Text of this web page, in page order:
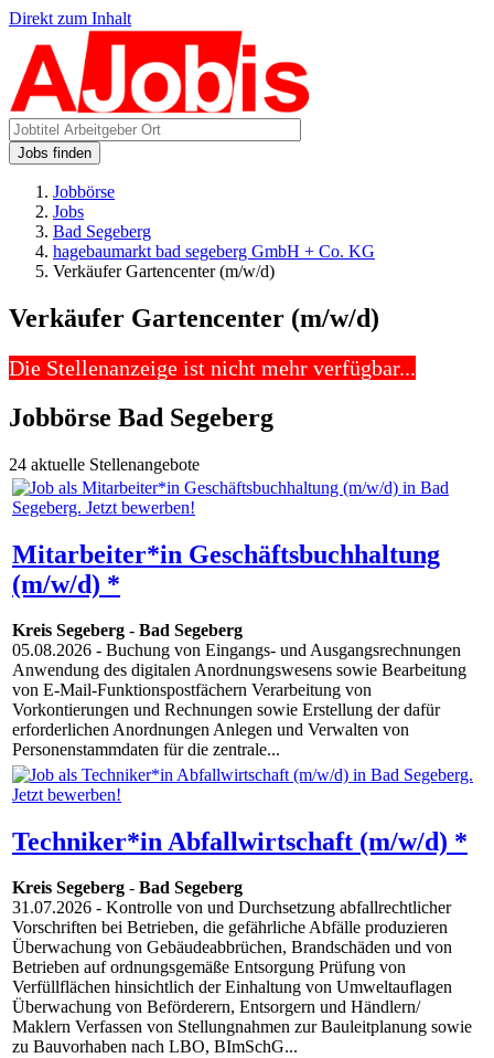
Direkt zum Inhalt
Jobs finden
Jobbörse
Jobs
Bad Segeberg
hagebaumarkt bad segeberg GmbH + Co. KG
Verkäufer Gartencenter (m/w/d)
Verkäufer Gartencenter (m/w/d)
Die Stellenanzeige ist nicht mehr verfügbar...
Jobbörse Bad Segeberg
24 aktuelle Stellenangebote
Mitarbeiter*in Geschäftsbuchhaltung
(m/w/d) *
Kreis Segeberg - Bad Segeberg
05.08.2026 - Buchung von Eingangs- und Ausgangsrechnungen
Anwendung des digitalen Anordnungswesens sowie Bearbeitung
von E-Mail-Funktionspostfächern Verarbeitung von
Vorkontierungen und Rechnungen sowie Erstellung der dafür
erforderlichen Anordnungen Anlegen und Verwalten von
Personenstammdaten für die zentrale...
Techniker*in Abfallwirtschaft (m/w/d) *
Kreis Segeberg - Bad Segeberg
31.07.2026 - Kontrolle von und Durchsetzung abfallrechtlicher
Vorschriften bei Betrieben, die gefährliche Abfälle produzieren
Überwachung von Gebäudeabbrüchen, Brandschäden und von
Betrieben auf ordnungsgemäße Entsorgung Prüfung von
Verfüllflächen hinsichtlich der Einhaltung von Umweltauflagen
Überwachung von Beförderern, Entsorgern und Händlern/
Maklern Verfassen von Stellungnahmen zur Bauleitplanung sowie
zu Bauvorhaben nach LBO, BImSchG...